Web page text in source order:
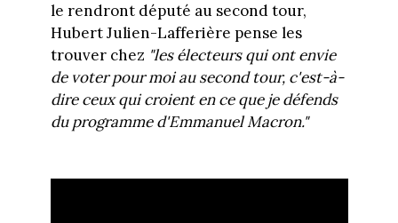
le rendront député au second tour,
Hubert Julien-Lafferière pense les
trouver chez "les électeurs qui ont envie
de voter pour moi au second tour, c'est-à-
dire ceux qui croient en ce que je défends
du programme d'Emmanuel Macron."